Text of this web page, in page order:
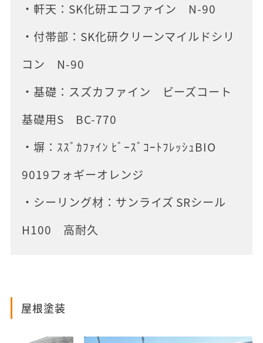
・軒天：SK化研エコファイン N-90
・付帯部：SK化研クリーンマイルドシリ
コン N-90
・基礎：スズカファイン ビーズコート
基礎用S BC-770
・塀：ｽｽﾞｶﾌｧｲﾝ ﾋﾞｰｽﾞｺｰﾄﾌﾚｯｼｭBIO
9019フォギーオレンジ
・シーリング材：サンライズ SRシール
H100 高耐久
屋根塗装